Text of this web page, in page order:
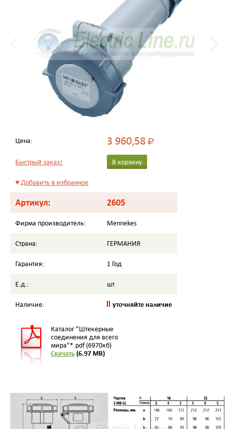
Цена: 3 960,58Р
Быстрый заказ! В корзину
♥Добавить в избранное
Артикул: 2605
Фирма производитель: Mennekes
Страна: ГЕРМАНИЯ
Гарантия: 1 Год
Е.д.: шт
Наличие: уточняйте наличие
Каталог "Штекерные
соединения для всего
мира"*.pdf (6970кб)
Скачать(6.97 MB)